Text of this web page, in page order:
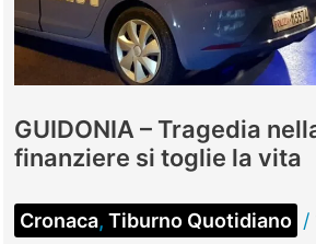
231
chili
di
in
GUIDONIA – Tragedia
finanziere si toglie la vita
Cronaca, Tiburno Quotidiano /